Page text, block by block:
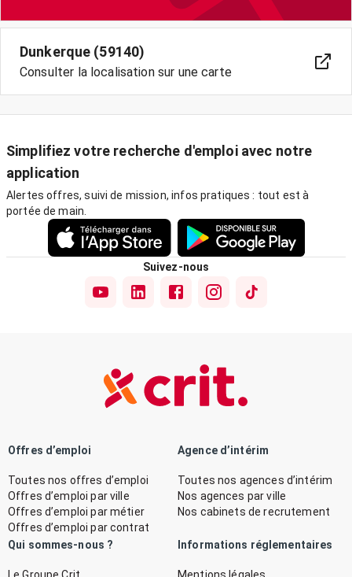
Dunkerque (59140)
Consulter la localisation sur une carte
Simplifiez votre recherche d'emploi avec notre
application
Alertes offres, suivi de mission, infos pratiques : tout est à
portée de main.
Suivez-nous
Offres d’emploi
Toutes nos offres d’emploi
Offres d’emploi par ville
Offres d’emploi par métier
Offres d’emploi par contrat
Agence d’intérim
Toutes nos agences d’intérim
Nos agences par ville
Nos cabinets de recrutement
Qui sommes-nous ? Informations réglementaires